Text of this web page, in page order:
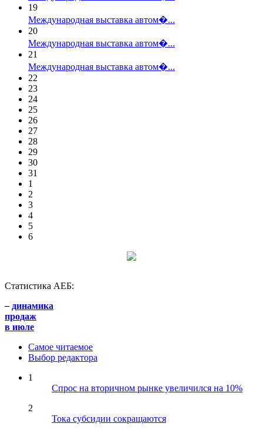
19
Международная выставка автом�...
20
Международная выставка автом�...
21
Международная выставка автом�...
22
23
24
25
26
27
28
29
30
31
1
2
3
4
5
6
Статистика АЕБ:
– динамика
продаж
в июле
Самое читаемое
Выбор редактора
1
Спрос на вторичном рынке увеличился на 10%
2
Тока субсидии сокращаются